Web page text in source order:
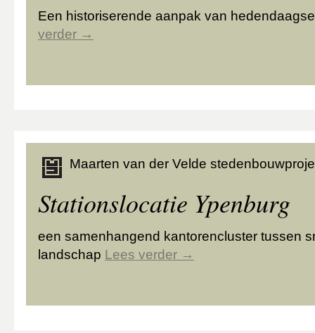
Een historiserende aanpak van
verder →
Maarten van der Velde
Stationslocatie Ypenburg
een samenhangend kantorencluster tussen
landschap Lees verder →